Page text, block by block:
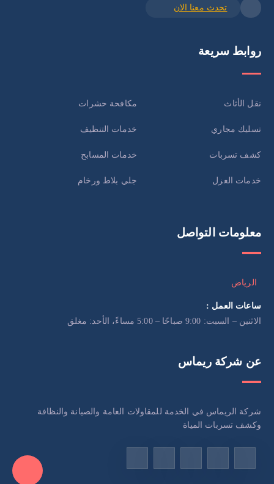
تحدث معنا الان
روابط سريعة
نقل الأثاث مكافحة حشرات
تسليك مجاري خدمات التنظيف
كشف تسربات خدمات المسابح
خدمات العزل جلي بلاط ورخام
معلومات التواصل
الرياض
ساعات العمل :
الاثنين – السبت: 9:00 صباحًا – 5:00 مساءً، الأحد: مغلق
عن شركة ريماس
شركة الريماس في الخدمة للمقاولات العامة والصيانة والنظافة
وكشف تسربات المياة